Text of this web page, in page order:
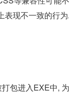
表现不一致的行为.
包进入EXE中,